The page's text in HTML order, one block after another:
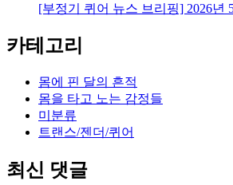
[부정기 퀴어 뉴스 브리핑] 2026년
카테고리
몸에 핀 달의 흔적
몸을 타고 노는 감정들
미분류
트랜스/젠더/퀴어
최신 댓글